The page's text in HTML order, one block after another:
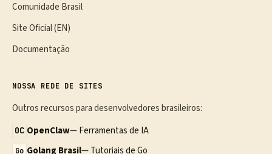
Comunidade Brasil
Site Oficial (EN)
Documentação
NOSSA REDE DE SITES
Outros recursos para desenvolvedores brasileiros:
OC OpenClaw— Ferramentas de IA
Go Golang Brasil— Tutoriais de Go